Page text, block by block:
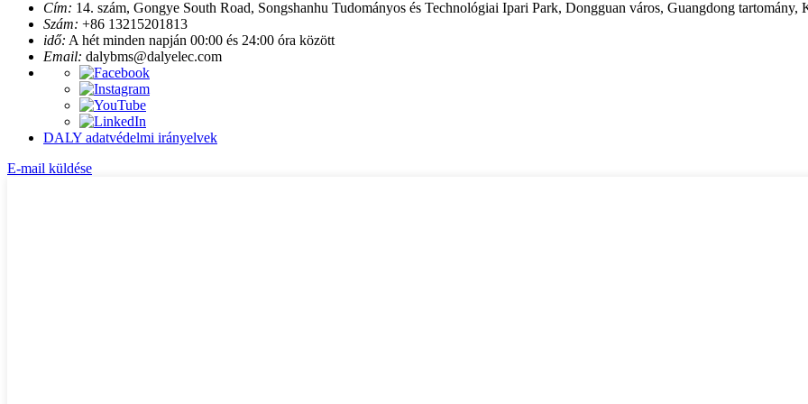
Cím: 14. szám, Gongye South Road, Songshanhu Tudományos és Technológiai Ipari Park, Dongguan város, Guangdong tartomány,
Szám: +86 13215201813
idő: A hét minden napján 00:00 és 24:00 óra között
Email: dalybms@dalyelec.com
DALY adatvédelmi irányelvek
E-mail küldése